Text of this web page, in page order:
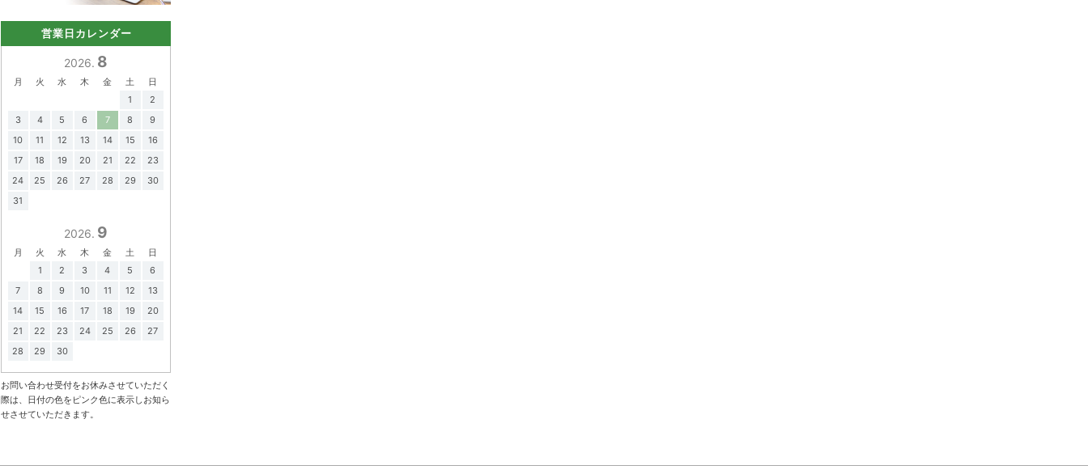
営業日カレンダー
2026. 8
月 火 水 木 金 土
日
1
2
3
4 5 6 7 8
9
10
11 12 13 14 15
16
17
18 19 20 21 22
23
24
25 26 27 28 29
30
31
2026. 9
月 火 水 木 金 土
日
1
2 3 4 5
6
7
8 9 10 11 12
13
14
15 16 17 18 19
20
21
22 23 24 25 26
27
28
29 30
お問い合わせ受付をお休みさせていただく
際は、日付の色をピンク色に表示しお知ら
せさせていただきます。